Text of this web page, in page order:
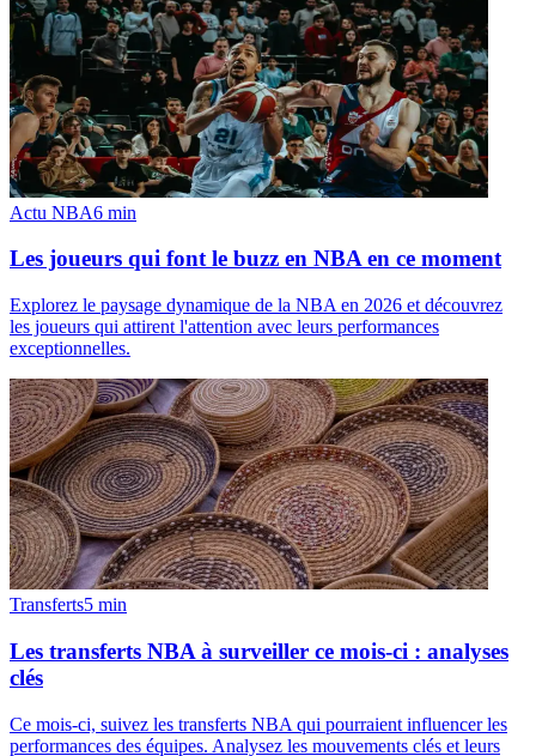
Actu NBA6 min
Les joueurs qui font le buzz en NBA en ce moment
Explorez le paysage dynamique de la NBA en 2026 et découvrez
les joueurs qui attirent l'attention avec leurs performances
exceptionnelles.
Transferts5 min
Les transferts NBA à surveiller ce mois-ci : analyses
clés
Ce mois-ci, suivez les transferts NBA qui pourraient influencer les
performances des équipes. Analysez les mouvements clés et leurs